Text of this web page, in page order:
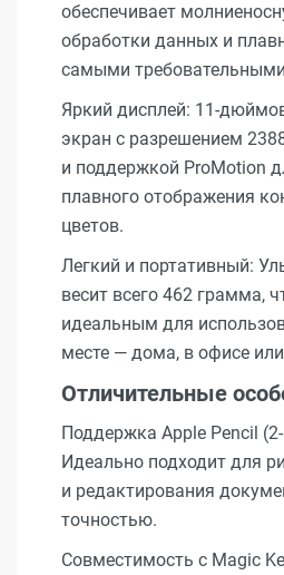
обеспечивает
обработки данных и
самыми
Яркий дисплей: 11-
экран с разрешением
и поддержкой ProMotion
плавного отображения
цветов.
Легкий и портативный:
весит всего 462 грамма,
идеальным для
месте — дома, в офисе
Отличительные
Поддержка Apple Pencil
Идеально подходит для
и редактирования
точностью.
Совместимость с Magic